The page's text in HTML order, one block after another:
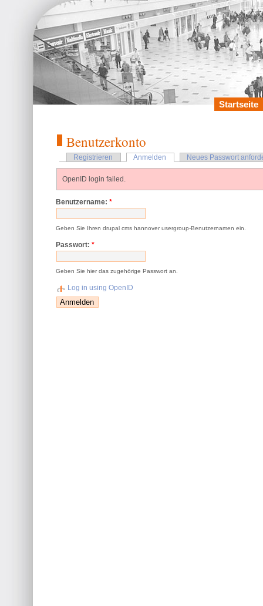
Startseite
Benutzerkonto
Registrieren Anmelden Neues Passwort
OpenID login failed.
Benutzername:*
Geben Sie Ihren drupal cms hannover usergroup-Benutzernamen ein.
Passwort:*
Geben Sie hier das zugehörige Passwort an.
Log in using OpenID